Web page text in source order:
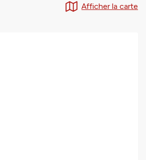
Afficher la carte